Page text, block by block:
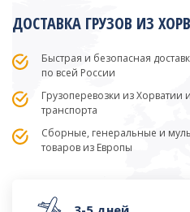
ДОСТАВКА ГРУЗОВ ИЗ
Быстрая и безопасная
по всей России
Грузоперевозки из
транспорта
Сборные, генеральные и
товаров из Европы